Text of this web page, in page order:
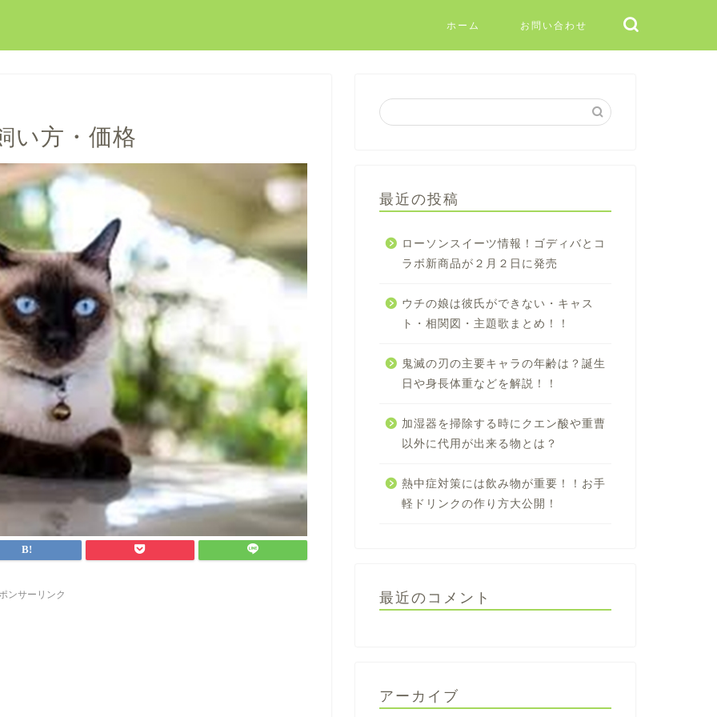
ホーム お問い合わせ
い方・価格
ンサーリンク
最近の投稿
ローソンスイーツ情報！ゴディバとコ
ラボ新商品が２月２日に発売
ウチの娘は彼氏ができない・キャス
ト・相関図・主題歌まとめ！！
鬼滅の刃の主要キャラの年齢は？誕生
日や身長体重などを解説！！
加湿器を掃除する時にクエン酸や重曹
以外に代用が出来る物とは？
熱中症対策には飲み物が重要！！お手
軽ドリンクの作り方大公開！
最近のコメント
アーカイブ